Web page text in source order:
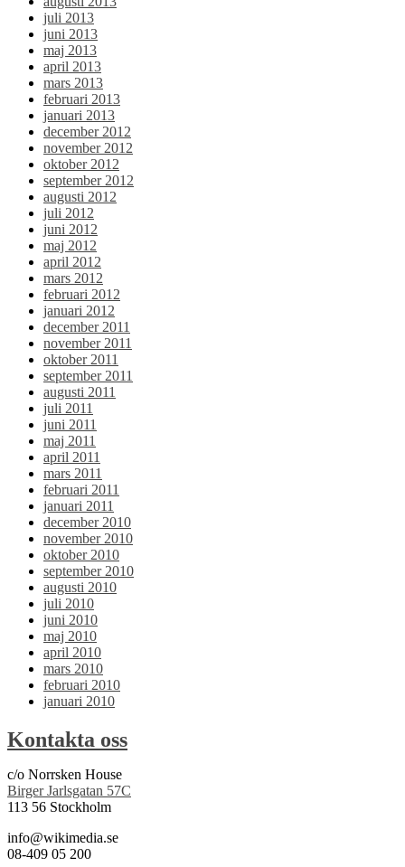
juli 2013
juni 2013
maj 2013
april 2013
mars 2013
februari 2013
januari 2013
december 2012
november 2012
oktober 2012
september 2012
augusti 2012
juli 2012
juni 2012
maj 2012
april 2012
mars 2012
februari 2012
januari 2012
december 2011
november 2011
oktober 2011
september 2011
augusti 2011
juli 2011
juni 2011
maj 2011
april 2011
mars 2011
februari 2011
januari 2011
december 2010
november 2010
oktober 2010
september 2010
augusti 2010
juli 2010
juni 2010
maj 2010
april 2010
mars 2010
februari 2010
januari 2010
Kontakta oss
c/o Norrsken House
Birger Jarlsgatan 57C
113 56 Stockholm
info@wikimedia.se
08-409 05 200